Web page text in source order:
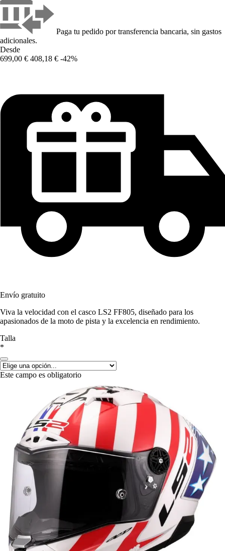
Paga tu pedido por transferencia bancaria, sin gastos
adicionales.
Desde
699,00 € 408,18 € -42%
Envío gratuito
Viva la velocidad con el casco LS2 FF805, diseñado para los
apasionados de la moto de pista y la excelencia en rendimiento.
Talla
*
Este campo es obligatorio